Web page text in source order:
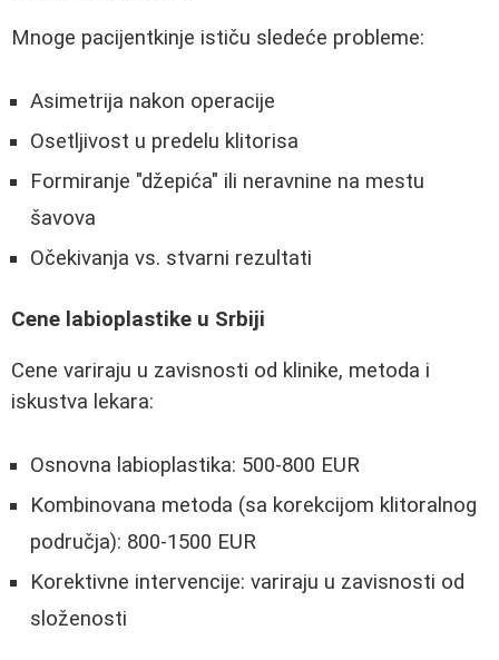
Mnoge pacijentkinje ističu sledeće probleme:
Asimetrija nakon operacije
Osetljivost u predelu klitorisa
Formiranje "džepića" ili neravnine na mestu
šavova
Očekivanja vs. stvarni rezultati
Cene labioplastike u Srbiji
Cene variraju u zavisnosti od klinike, metoda i
iskustva lekara:
Osnovna labioplastika: 500-800 EUR
Kombinovana metoda (sa korekcijom klitoralnog
područja): 800-1500 EUR
Korektivne intervencije: variraju u zavisnosti od
složenosti